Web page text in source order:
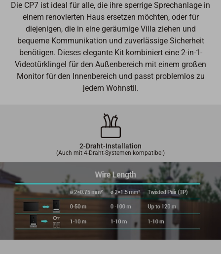
Die CP7 ist ideal für alle, die ihre sperrige Sprechanlage in
einem renovierten Haus ersetzen möchten, oder für
diejenigen, die in eine geräumige Villa ziehen und
bequeme Kommunikation und zuverlässige Sicherheit
benötigen. Dieses elegante Kit kombiniert eine 2-in-1-
Videotürklingel für den Außenbereich mit einem großen
Monitor für den Innenbereich und passt problemlos zu
jedem Wohnstil.
2-Draht-Installation
(Auch mit 4-Draht-Systemen kompatibel)